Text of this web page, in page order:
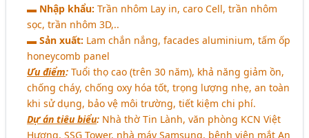
▬ Nhập khẩu: Trần nhôm Lay in, caro Cell, trần nhôm
sọc, trần nhôm 3D,..
▬Sản xuất: Lam chắn nắng, facades aluminium, tấm ốp
honeycomb panel
Ưu điểm: Tuổi thọ cao (trên 30 năm), khả năng giảm ồn,
chống cháy, chống oxy hóa tốt, trọng lượng nhẹ, an toàn
khi sử dụng, bảo vệ môi trường, tiết kiệm chi phí.
Dự án tiêu biểu: Nhà thờ Tin Lành, văn phòng KCN Việt
Hương, SSG Tower, nhà máy Samsung, bệnh viện mắt An